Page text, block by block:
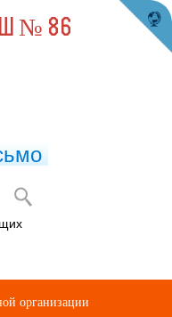
№ 86
организации